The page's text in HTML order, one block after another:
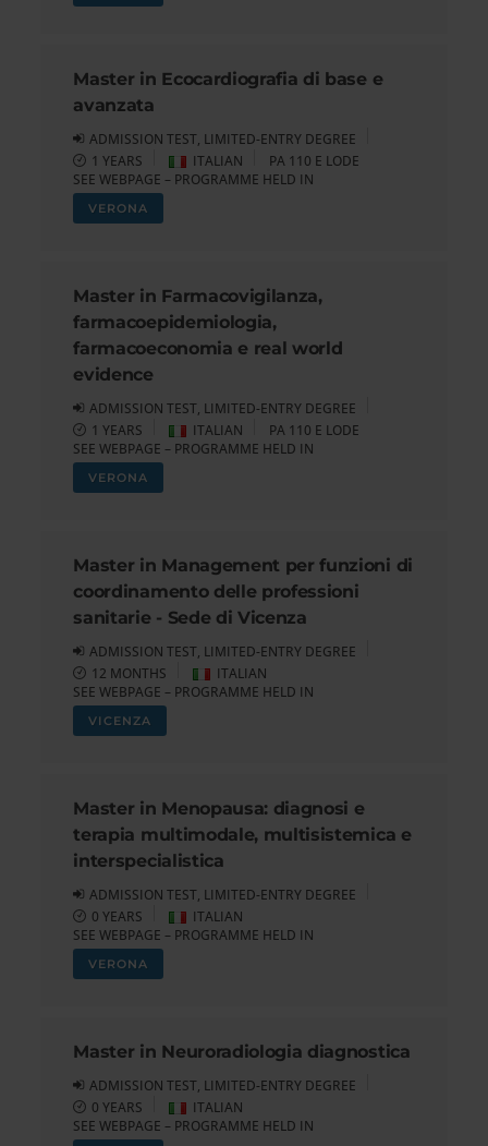
Master in Ecocardiografia di base e
avanzata
ADMISSION TEST, LIMITED-ENTRY DEGREE
1 YEARS
ITALIAN
PA 110 E LODE
SEE WEBPAGE – PROGRAMME HELD IN
VERONA
Master in Farmacovigilanza,
farmacoepidemiologia,
farmacoeconomia e real world
evidence
ADMISSION TEST, LIMITED-ENTRY DEGREE
1 YEARS
ITALIAN
PA 110 E LODE
SEE WEBPAGE – PROGRAMME HELD IN
VERONA
Master in Management per funzioni di
coordinamento delle professioni
sanitarie - Sede di Vicenza
ADMISSION TEST, LIMITED-ENTRY DEGREE
12 MONTHS
ITALIAN
SEE WEBPAGE – PROGRAMME HELD IN
VICENZA
Master in Menopausa: diagnosi e
terapia multimodale, multisistemica e
interspecialistica
ADMISSION TEST, LIMITED-ENTRY DEGREE
0 YEARS
ITALIAN
SEE WEBPAGE – PROGRAMME HELD IN
VERONA
Master in Neuroradiologia diagnostica
ADMISSION TEST, LIMITED-ENTRY DEGREE
0 YEARS
ITALIAN
SEE WEBPAGE – PROGRAMME HELD IN